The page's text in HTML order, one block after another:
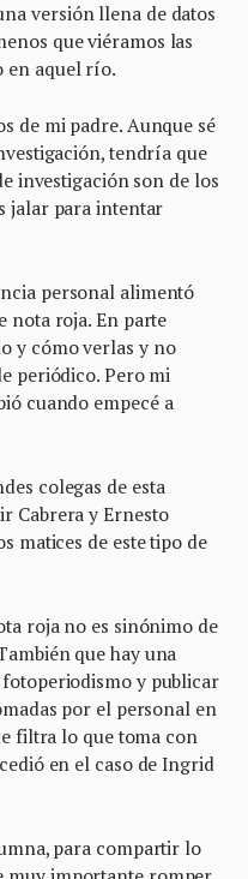
versión llena de datos
que viéramos las
en aquel río.
de mi padre. Aunque sé
tendría que
investigación son de los
jalar para intentar
personal alimentó
nota roja. En parte
y cómo verlas y no
periódico. Pero mi
cuando empecé a
colegas de esta
Cabrera y Ernesto
matices de este tipo de
roja no es sinónimo de
que hay una
y publicar
por el personal en
filtra lo que toma con
en el caso de Ingrid
para compartir lo